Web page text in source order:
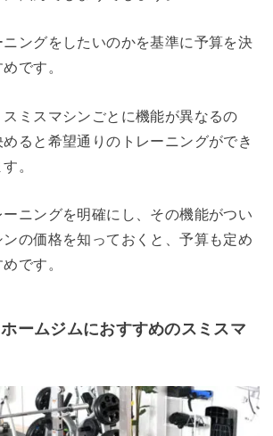
ングをしたいのかを基準に予算を決
です。
ミスマシンごとに機能が異なるの
ると希望通りのトレーニングができ
。
ニングを明確にし、その機能がつい
の価格を知っておくと、予算も定め
です。
ームジムにおすすめのスミスマ